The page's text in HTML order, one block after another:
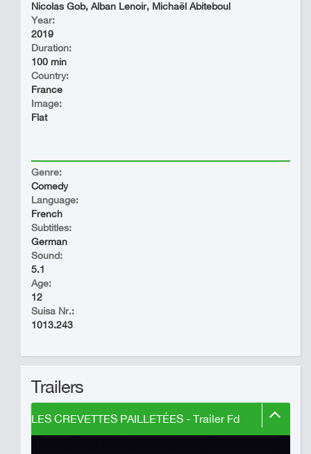
Nicolas Gob, Alban Lenoir, Michaël Abiteboul
Year:
2019
Duration:
100 min
Country:
France
Image:
Flat
Genre:
Comedy
Language:
French
Subtitles:
German
Sound:
5.1
Age:
12
Suisa Nr.:
1013.243
Trailers
LES CREVETTES PAILLETÉES - Trailer Fd